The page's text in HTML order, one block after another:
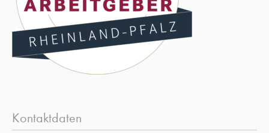
Kontaktdaten